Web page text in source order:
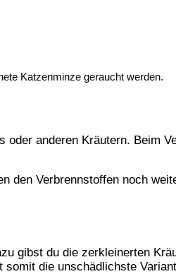
Katzenminze geraucht werden.
anderen Kräutern. Beim
den Verbrennstoffen noch
gibst du die zerkleinerten
die unschädlichste